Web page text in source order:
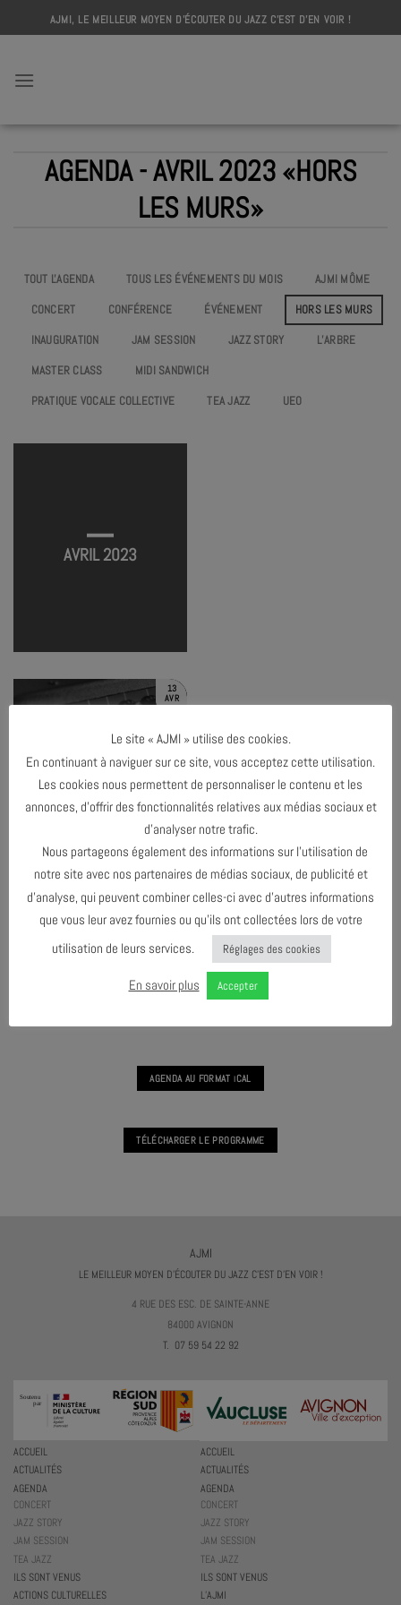
to
AJMI, LE MEILLEUR MOYEN D'ÉCOUTER DU JAZZ C'EST D'EN VOIR !
AGENDA - AVRIL 2023 «HORS
LES MURS»
TOUT L'AGENDA TOUS LES ÉVÉNEMENTS DU MOIS
AJMI MÔME
CONCERT
CONFÉRENCE ÉVÉNEMENT
HORS LES MURS
INAUGURATION
JAM SESSION JAZZ STORY
L’ARBRE
MASTER CLASS
MIDI SANDWICH
PRATIQUE VOCALE COLLECTIVE
TEA JAZZ UEO
AVRIL 2023
13
AVR
JAM SESSION #6
TERMINÉ
JANVIER 2023
AGENDA AU FORMATICAL
TÉLÉCHARGER LE PROGRAMME
AJMI
LE MEILLEUR MOYEN D'ÉCOUTER DU JAZZ C'EST D'EN VOIR !
4 RUE DES ESC. DE SAINTE-ANNE
84000 AVIGNON
T. 07 59 54 22 92
ACCUEIL
ACTUALITÉS
AGENDA
CONCERT
JAZZ STORY
JAM SESSION
TEA JAZZ
ILS SONT VENUS
ACCUEIL
ACTUALITÉS
AGENDA
CONCERT
JAZZ STORY
JAM SESSION
TEA JAZZ
ILS SONT VENUS
ACTIONS CULTURELLES
L’AJMI
Le site « AJMI » utilise des cookies.
En continuant à naviguer sur ce site, vous acceptez cette utilisation.
Les cookies nous permettent de personnaliser le contenu et les
annonces, d’offrir des fonctionnalités relatives aux médias sociaux et
d’analyser notre trafic.
Nous partageons également des informations sur l’utilisation de
notre site avec nos partenaires de médias sociaux, de publicité et
d’analyse, qui peuvent combiner celles-ci avec d’autres informations
que vous leur avez fournies ou qu’ils ont collectées lors de votre
utilisation de leurs services.
Réglages des cookies
En savoir plus Accepter